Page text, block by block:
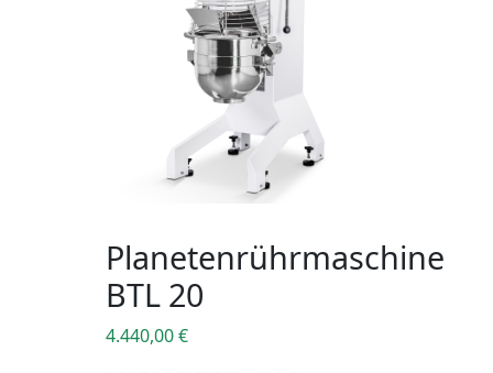
Planetenrührmaschine
BTL 20
4.440,00€